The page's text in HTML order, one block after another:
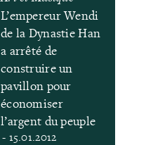
L’empereur Wendi
de la Dynastie Han
a arrêté de
construire un
pavillon pour
économiser
l’argent du peuple
- 15.01.2012